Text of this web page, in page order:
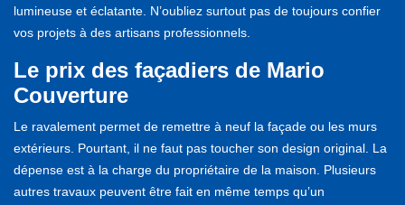
lumineuse et éclatante. N’oubliez surtout pas de toujours confier
vos projets à des artisans professionnels.
Le prix des façadiers de Mario
Couverture
Le ravalement permet de remettre à neuf la façade ou les murs
extérieurs. Pourtant, il ne faut pas toucher son design original. La
dépense est à la charge du propriétaire de la maison. Plusieurs
autres travaux peuvent être fait en même temps qu’un